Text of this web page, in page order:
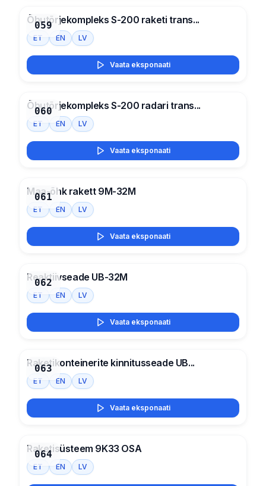
059
Õhutõrjekompleks S-200 raketi trans...
ET EN LV
Vaata eksponaati
060
Õhutõrjekompleks S-200 radari trans...
ET EN LV
Vaata eksponaati
061
Maa-õhk rakett 9M-32M
ET EN LV
Vaata eksponaati
062
Reaktiivseade UB-32M
ET EN LV
Vaata eksponaati
063
Raketikonteinerite kinnitusseade UB...
ET EN LV
Vaata eksponaati
064
Raketisüsteem 9K33 OSA
ET EN LV